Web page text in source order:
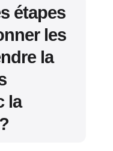
étapes
les
la
la